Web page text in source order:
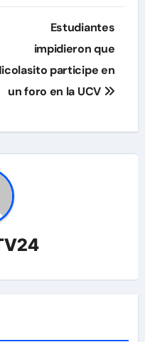
Estudiantes
impidieron que
participe en
un foro en la UCV